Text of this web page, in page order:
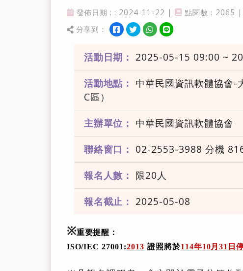
發佈日期
發佈日期 : : 2024-11-22 | 點閱率
點閱數：2065
分享
分享到： 分享到facebook
分享到twitter
分享到WhatsApp
分享到line
活動日期： 2025-05-15 09:00 ~
活動地點： 中華民國資訊軟體協會-
C區）
主辦單位： 中華民國資訊軟體協會
聯絡窗口： 02-2553-3988 分機
報名人數： 限20人
報名截止： 2025-05-08
※重要提醒：
ISO/IEC 27001:2013 證照將於114年10月31 日